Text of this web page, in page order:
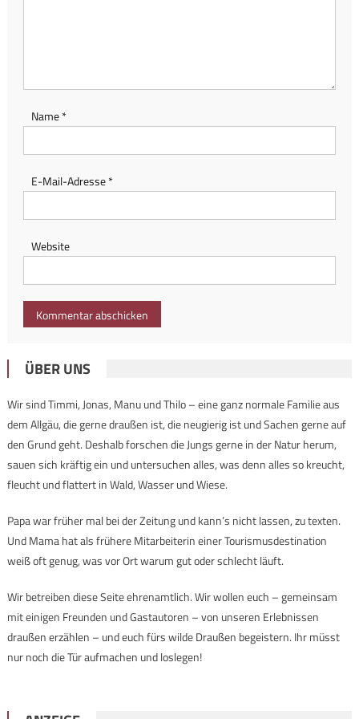
Name*
E-Mail-Adresse*
Website
ÜBER UNS
Wir sind Timmi, Jonas, Manu und Thilo – eine ganz normale Familie aus
dem Allgäu, die gerne draußen ist, die neugierig ist und Sachen gerne auf
den Grund geht. Deshalb forschen die Jungs gerne in der Natur herum,
sauen sich kräftig ein und untersuchen alles, was denn alles so kreucht,
fleucht und flattert in Wald, Wasser und Wiese.
Papa war früher mal bei der Zeitung und kann’s nicht lassen, zu texten.
Und Mama hat als frühere Mitarbeiterin einer Tourismusdestination
weiß oft genug, was vor Ort warum gut oder schlecht läuft.
Wir betreiben diese Seite ehrenamtlich. Wir wollen euch – gemeinsam
mit einigen Freunden und Gastautoren – von unseren Erlebnissen
draußen erzählen – und euch fürs wilde Draußen begeistern. Ihr müsst
nur noch die Tür aufmachen und loslegen!